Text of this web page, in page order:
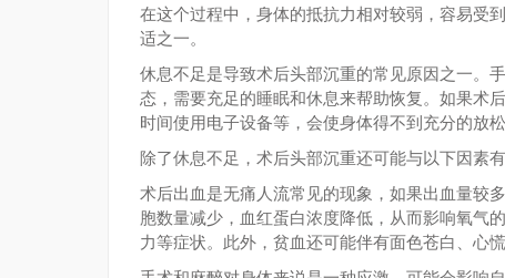
在这个过程中，身体的抵抗力相对较弱，容易受
适之一。
休息不足是导致术后头部沉重的常见原因之一。
态，需要充足的睡眠和休息来帮助恢复。如果术
时间使用电子设备等，会使身体得不到充分的放
除了休息不足，术后头部沉重还可能与以下因素有
术后出血是无痛人流常见的现象，如果出血量较
胞数量减少，血红蛋白浓度降低，从而影响氧气
力等症状。此外，贫血还可能伴有面色苍白、心慌